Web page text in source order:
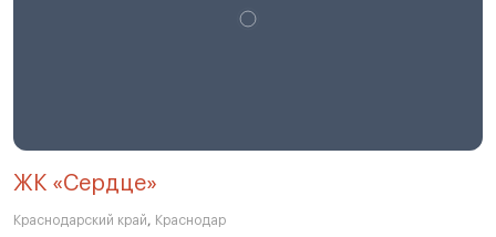
ЖК «Сердце»
Краснодарский край, Краснодар